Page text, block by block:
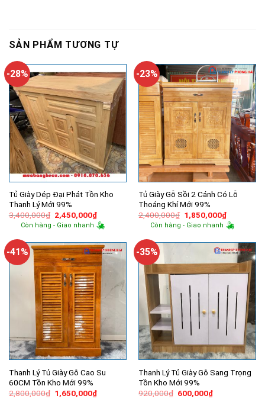
SẢN PHẨM TƯƠNG TỰ
-28%
Tủ Giày Dép Đại Phát Tồn Kho
Thanh Lý Mới 99%
3,400,000₫ Giá
gốc
là:
2,450,000₫Giá
hiện
tại
2,450,000₫.
Còn hàng - Giao nhanh
-23%
Tủ Giày Gỗ Sồi 2 Cánh Có Lỗ
Thoáng Khí Mới 99%
2,400,000₫ Giá
gốc
là:
1,850,000₫Giá
hiện
tại
Còn hàng - Giao nhanh
-41%
Thanh Lý Tủ Giày Gỗ Cao Su
60CM Tồn Kho Mới 99%
2,800,000₫ Giá
1,650,000₫Giá
-35%
Thanh Lý Tủ Giày Gỗ Sang Trọng
Tồn Kho Mới 99%
920,000₫ Giá
600,000₫Giá